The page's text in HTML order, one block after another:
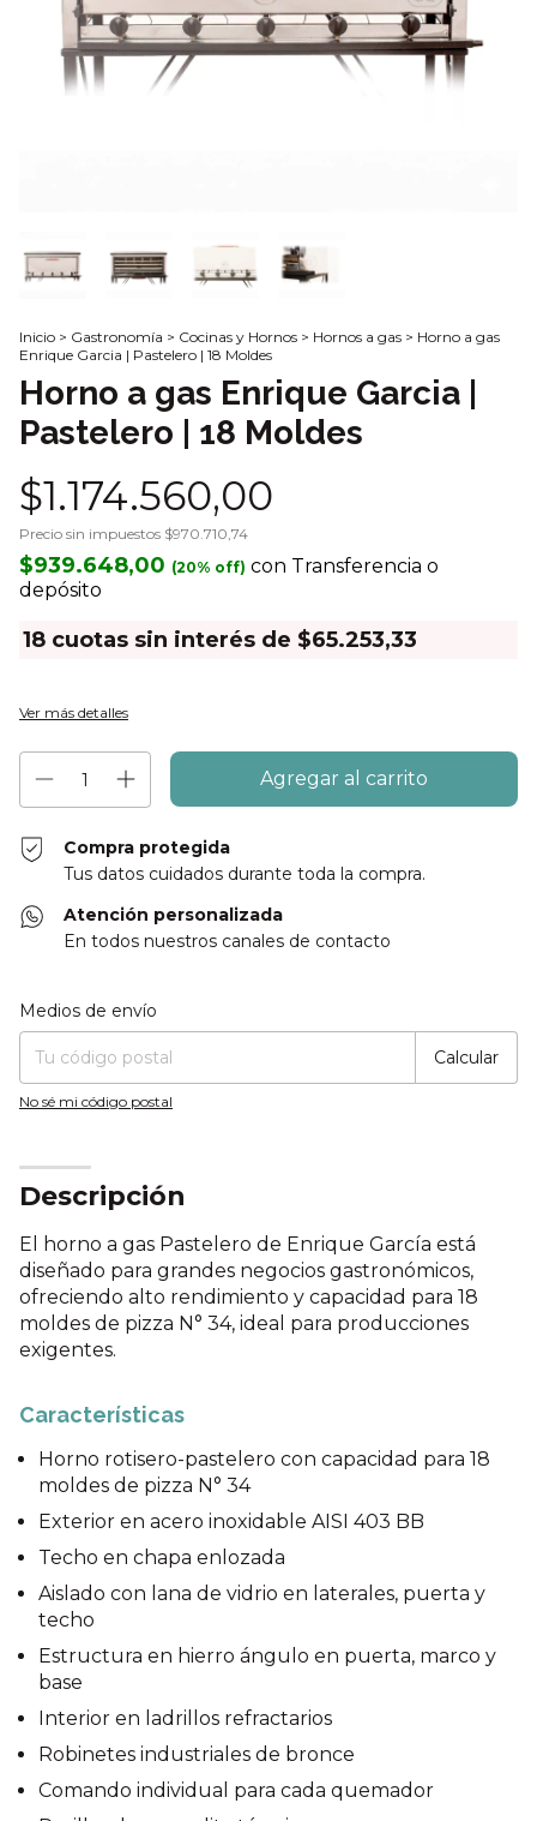
Inicio > Gastronomía > Cocinas y Hornos > Hornos a gas > Horno a gas
Enrique Garcia | Pastelero | 18 Moldes
Horno a gas Enrique Garcia |
Pastelero | 18 Moldes
$1.174.560,00
Precio sin impuestos $970.710,74
$939.648,00 con Transferencia o
depósito
18 cuotas sin interés de $65.253,33
Ver más detalles
Compra protegida
Tus datos cuidados durante toda la compra.
Atención personalizada
En todos nuestros canales de contacto
Entregas para el CP:
Medios de envío
Calcular
No sé mi código postal
Descripción
El horno a gas Pastelero de Enrique García está
diseñado para grandes negocios gastronómicos,
ofreciendo alto rendimiento y capacidad para 18
moldes de pizza N° 34, ideal para producciones
exigentes.
Características
Horno rotisero-pastelero con capacidad para 18
moldes de pizza N° 34
Exterior en acero inoxidable AISI 403 BB
Techo en chapa enlozada
Aislado con lana de vidrio en laterales, puerta y
techo
Estructura en hierro ángulo en puerta, marco y
base
Interior en ladrillos refractarios
Robinetes industriales de bronce
Comando individual para cada quemador